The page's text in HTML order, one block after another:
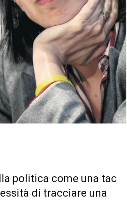
politica come una tac
di tracciare una